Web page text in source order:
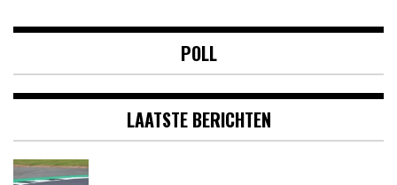
POLL
LAATSTE BERICHTEN